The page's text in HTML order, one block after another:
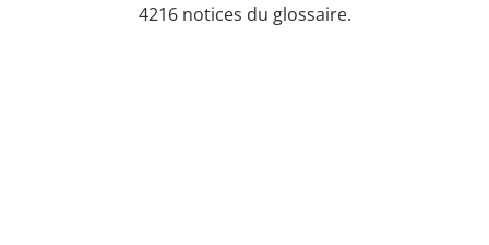
4216 notices du glossaire.